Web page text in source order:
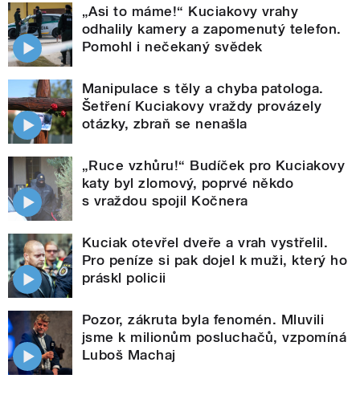
„Asi to máme!“ Kuciakovy vrahy
odhalily kamery a zapomenutý telefon.
Pomohl i nečekaný svědek
Manipulace s těly a chyba patologa.
Šetření Kuciakovy vraždy provázely
otázky, zbraň se nenašla
„Ruce vzhůru!“ Budíček pro Kuciakovy
katy byl zlomový, poprvé někdo
s vraždou spojil Kočnera
Kuciak otevřel dveře a vrah vystřelil.
Pro peníze si pak dojel k muži, který ho
práskl policii
Pozor, zákruta byla fenomén. Mluvili
jsme k milionům posluchačů, vzpomíná
Luboš Machaj